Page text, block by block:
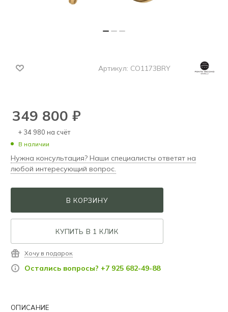
Артикул: CO1173BRY
349 800 ₽
+ 34 980 на счёт
В наличии
Нужна консультация? Наши специалисты ответят на
любой интересующий вопрос.
В КОРЗИНУ
КУПИТЬ В 1 КЛИК
Хочу в подарок
Остались вопросы? +7 925 682-49-88
ОПИСАНИЕ